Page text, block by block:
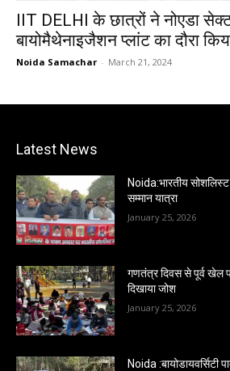
IIT DELHI के छात्रों ने नोएडा
बायोमैथेनाइजैशन प्लांट का दौरा
Noida Samachar - March 21, 2024
Latest News
Noida:भारतीय
सम्मान यात्रा
January 25, 2026
गणतंत्र दिवस से पूर्व खेल
दिखाया जोश
January 25, 2026
Noida :बायोडायवर्सिटी